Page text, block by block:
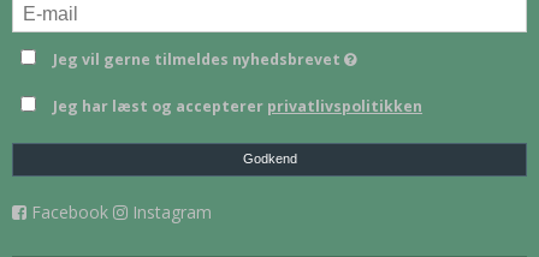
Jeg vil gerne tilmeldes nyhedsbrevet
Jeg har læst og accepterer privatlivspolitikken
Godkend
Facebook Instagram